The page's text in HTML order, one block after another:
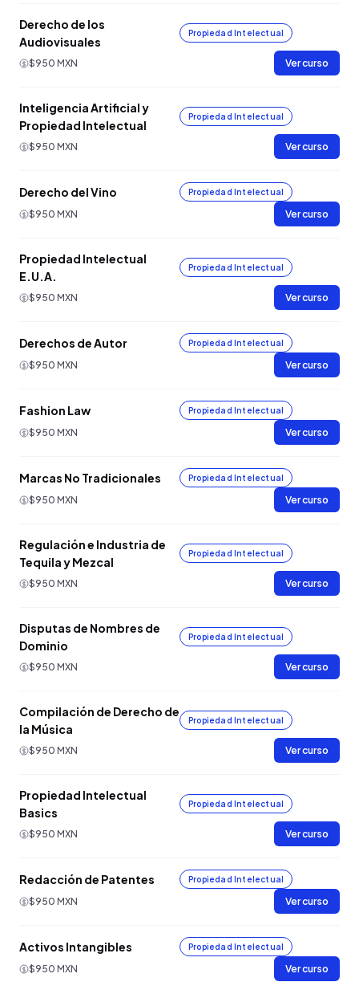
Derecho de los
Audiovisuales
Propiedad Intelectual
$950 MXN Ver curso
Inteligencia Artificial y
Propiedad Intelectual
Propiedad Intelectual
$950 MXN Ver curso
Derecho del Vino Propiedad Intelectual
$950 MXN Ver curso
Propiedad Intelectual
E.U.A.
Propiedad Intelectual
$950 MXN Ver curso
Derechos de Autor Propiedad Intelectual
$950 MXN Ver curso
Fashion Law Propiedad Intelectual
$950 MXN Ver curso
Marcas No Tradicionales Propiedad Intelectual
$950 MXN Ver curso
Regulación e Industria de
Tequila y Mezcal
Propiedad Intelectual
$950 MXN Ver curso
Disputas de Nombres de
Dominio
Propiedad Intelectual
$950 MXN Ver curso
Compilación de Derecho de
la Música
Propiedad Intelectual
$950 MXN Ver curso
Propiedad Intelectual
Basics
Propiedad Intelectual
$950 MXN Ver curso
Redacción de Patentes Propiedad Intelectual
$950 MXN Ver curso
Activos Intangibles Propiedad Intelectual
$950 MXN Ver curso